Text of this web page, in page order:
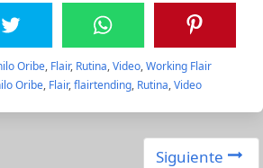
Oribe, Flair, Rutina,Video,Working Flair
Oribe, Flair,flairtending, Rutina,Video
Siguiente